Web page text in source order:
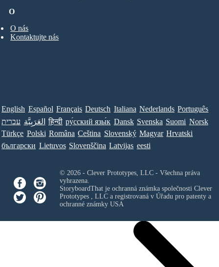
O
O nás
Kontaktujte nás
English Español Français Deutsch Italiana Nederlands Português
עברית العَرَبِيَّة हिन्दी ру́сский язы́к Dansk Svenska Suomi Norsk
Türkçe Polski Româna Ceština Slovenský Magyar Hrvatski
български Lietuvos Slovenščina Latvijas eesti
© 2026 - Clever Prototypes, LLC - Všechna práva
vyhrazena.
StoryboardThat je ochranná známka společnosti Clever
Prototypes , LLCa registrovaná v Úřadu pro patenty a
ochranné známky USA